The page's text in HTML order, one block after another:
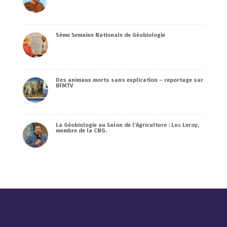
5ème Semaine Nationale de Géobiologie
Des animaux morts sans explication – reportage sur
BFMTV
La Géobiologie au Salon de l’Agriculture : Luc Leroy,
membre de la CNG.